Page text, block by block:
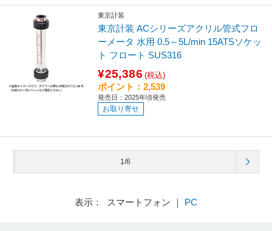
東京計装
東京計装 ACシリーズアクリル管式フロ
ーメータ 水用 0.5～5L/min 15ATSソケッ
ト フロート SUS316
¥25,386 (税込)
ポイント：2,539
発売日：2025年頃発売
お取り寄せ
1/6
表示： スマートフォン ｜ PC